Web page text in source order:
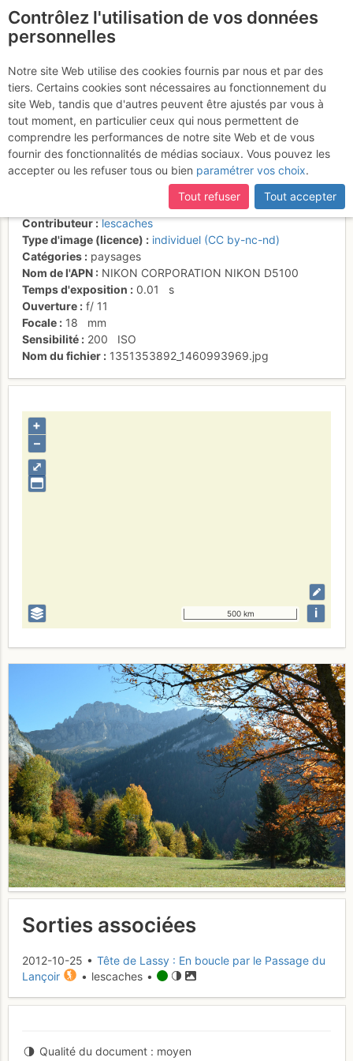
Tête de Lassy - le
Colonney depuis les
Arcets
25 oct. 2012 12:34
Contributeur
lescaches
Type d'image (licence)
individuel (CC by-nc-nd)
Catégories
paysages
Nom de l'APN
NIKON CORPORATION NIKON D5100
Temps d'exposition
0.01
s
Ouverture
f/ 11
Focale
18
mm
Sensibilité
200
ISO
Nom du fichier
1351353892_1460993969.jpg
⤢
+
–
500 km i
Sorties associées
2012-10-25 • Tête de Lassy : En boucle par le Passage du
Lançoir
• lescaches •
Qualité du document moyen
Contrôlez l'utilisation de vos données
personnelles
Notre site Web utilise des cookies fournis par nous et par des
tiers. Certains cookies sont nécessaires au fonctionnement du
site Web, tandis que d'autres peuvent être ajustés par vous à
tout moment, en particulier ceux qui nous permettent de
comprendre les performances de notre site Web et de vous
fournir des fonctionnalités de médias sociaux. Vous pouvez les
accepter ou les refuser tous ou bien paramétrer vos choix.
Tout refuser
Tout accepter